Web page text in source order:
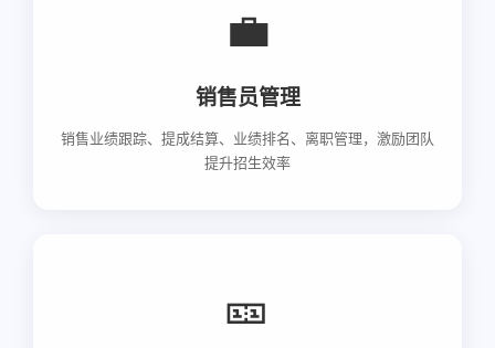
💼
销售员管理
销售业绩跟踪、提成结算、业绩排名、离职管理，激励团队
提升招生效率
🎫